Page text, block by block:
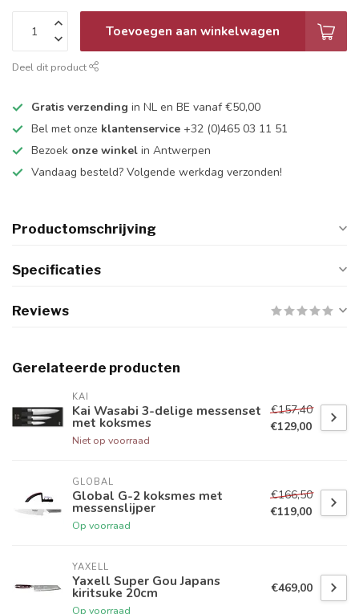
Toevoegen aan winkelwagen
Deel dit product
Gratis verzending in NL en BE vanaf €50,00
Bel met onze klantenservice +32 (0)465 03 11 51
Bezoek onze winkel in Antwerpen
Vandaag besteld? Volgende werkdag verzonden!
Productomschrijving
Specificaties
Reviews
Gerelateerde producten
KAI
Kai Wasabi 3-delige messenset
met koksmes
Niet op voorraad
€157,40
€129,00
GLOBAL
Global G-2 koksmes met
messenslijper
Op voorraad
€166,50
€119,00
YAXELL
Yaxell Super Gou Japans
kiritsuke 20cm
Op voorraad
€469,00